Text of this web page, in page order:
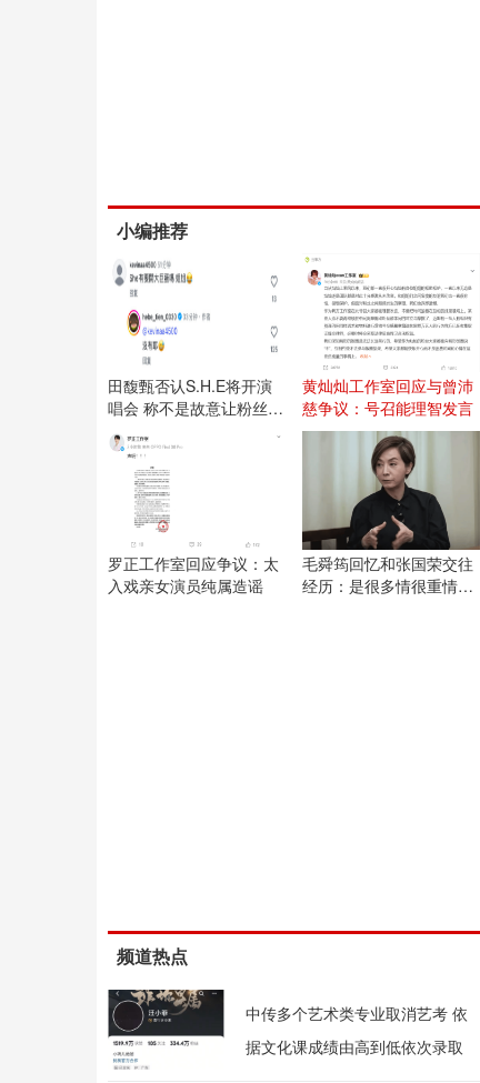
小编推荐
田馥甄否认S.H.E将开演
唱会 称不是故意让粉丝失
望
黄灿灿工作室回应与曾沛
慈争议：号召能理智发言
罗正工作室回应争议：太
入戏亲女演员纯属造谣
毛舜筠回忆和张国荣交往
经历：是很多情很重情的
频道热点
中传多个艺术类专业取消艺考 依
据文化课成绩由高到低依次录取